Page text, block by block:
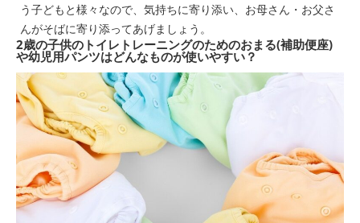
う子どもと様々なので、気持ちに寄り添い、お母さん・お父さ
んがそばに寄り添ってあげましょう。
2歳の子供のトイレトレーニングのためのおまる(補助便座)
や幼児用パンツはどんなものが使いやすい？